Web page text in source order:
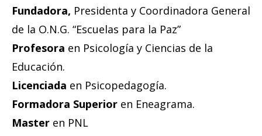
Fundadora, Presidenta y Coordinadora General
de la O.N.G. “Escuelas para la Paz”
Profesora en Psicología y Ciencias de la
Educación.
Licenciada en Psicopedagogía.
Formadora Superior en Eneagrama.
Master en PNL